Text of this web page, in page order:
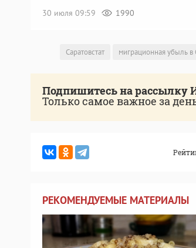
30 июля 09:59
1990
Саратовстат миграционная убыль в
Подпишитесь на рассылку
Только самое важное за
РЕКОМЕНДУЕМЫЕ МАТЕРИАЛЫ